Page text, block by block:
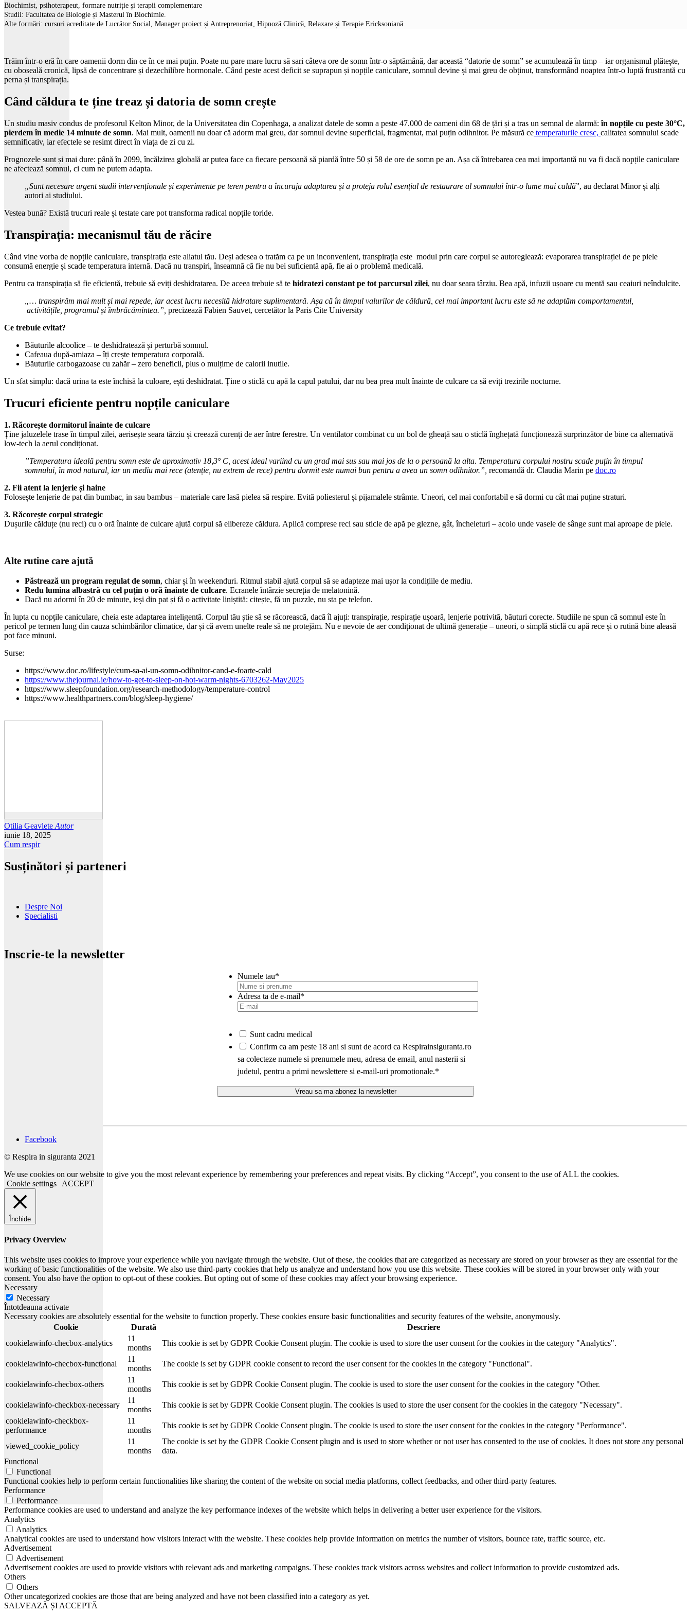
Biochimist, psihoterapeut, formare nutriție și terapii complementare
Studii: Facultatea de Biologie și Masterul în Biochimie.
Alte formări: cursuri acreditate de Lucrător Social, Manager proiect și Antreprenoriat, Hipnoză Clinică, Relaxare și Terapie Ericksoniană.
Trăim într-o eră în care oamenii dorm din ce în ce mai puțin. Poate nu pare mare lucru să sari câteva ore de somn într-o săptămână, dar această “datorie de somn” se acumulează în timp – iar organismul plătește,
cu oboseală cronică, lipsă de concentrare și dezechilibre hormonale. Când peste acest deficit se suprapun și nopțile caniculare, somnul devine și mai greu de obținut, transformând noaptea într-o luptă frustrantă cu
perna și transpirația.
Când căldura te ține treaz și datoria de somn crește
Un studiu masiv condus de profesorul Kelton Minor, de la Universitatea din Copenhaga, a analizat datele de somn a peste 47.000 de oameni din 68 de țări și a tras un semnal de alarmă:în nopțile cu peste 30°C,
pierdem în medie 14 minute de somn. Mai mult, oamenii nu doar că adorm mai greu, dar somnul devine superficial, fragmentat, mai puțin odihnitor. Pe măsură ce temperaturile cresc, calitatea somnului scade
semnificativ, iar efectele se resimt direct în viața de zi cu zi.
Prognozele sunt și mai dure: până în 2099, încălzirea globală ar putea face ca fiecare persoană să piardă între 50 și 58 de ore de somn pe an. Așa că întrebarea cea mai importantă nu va fi dacă nopțile caniculare
ne afectează somnul, ci cum ne putem adapta.
„Sunt necesare urgent studii intervenționale și experimente pe teren pentru a încuraja adaptarea și a proteja rolul esențial de restaurare al somnului într-o lume mai caldă”, au declarat Minor și alți
autori ai studiului.
Vestea bună? Există trucuri reale și testate care pot transforma radical nopțile toride.
Transpirația: mecanismul tău de răcire
Când vine vorba de nopțile caniculare, transpirația este aliatul tău. Deși adesea o tratăm ca pe un inconvenient, transpirația este modul prin care corpul se autoreglează: evaporarea transpirației de pe piele
consumă energie și scade temperatura internă. Dacă nu transpiri, înseamnă că fie nu bei suficientă apă, fie ai o problemă medicală.
Pentru ca transpirația să fie eficientă, trebuie să eviți deshidratarea. De aceea trebuie să te hidratezi constant pe tot parcursul zilei, nu doar seara târziu. Bea apă, infuzii ușoare cu mentă sau ceaiuri neîndulcite.
„… transpirăm mai mult și mai repede, iar acest lucru necesită hidratare suplimentară. Așa că în timpul valurilor de căldură, cel mai important lucru este să ne adaptăm comportamentul,
activitățile, programul și îmbrăcămintea.”, precizează Fabien Sauvet, cercetător la Paris Cite University
Ce trebuie evitat?
Băuturile alcoolice – te deshidratează și perturbă somnul.
Cafeaua după-amiaza – îți crește temperatura corporală.
Băuturile carbogazoase cu zahăr – zero beneficii, plus o mulțime de calorii inutile.
Un sfat simplu: dacă urina ta este închisă la culoare, ești deshidratat. Ține o sticlă cu apă la capul patului, dar nu bea prea mult înainte de culcare ca să eviți trezirile nocturne.
Trucuri eficiente pentru nopțile caniculare
1. Răcorește dormitorul înainte de culcare
Ține jaluzelele trase în timpul zilei, aerisește seara târziu și creează curenți de aer între ferestre. Un ventilator combinat cu un bol de gheață sau o sticlă înghețată funcționează surprinzător de bine ca alternativă
low-tech la aerul condiționat.
”Temperatura ideală pentru somn este de aproximativ 18,3° C, acest ideal variind cu un grad mai sus sau mai jos de la o persoană la alta. Temperatura corpului nostru scade puțin în timpul
somnului, în mod natural, iar un mediu mai rece (atenție, nu extrem de rece) pentru dormit este numai bun pentru a avea un somn odihnitor.”, recomandă dr. Claudia Marin pe doc.ro
2. Fii atent la lenjerie și haine
Folosește lenjerie de pat din bumbac, in sau bambus – materiale care lasă pielea să respire. Evită poliesterul și pijamalele strâmte. Uneori, cel mai confortabil e să dormi cu cât mai puține straturi.
3. Răcorește corpul strategic
Dușurile călduțe (nu reci) cu o oră înainte de culcare ajută corpul să elibereze căldura. Aplică comprese reci sau sticle de apă pe glezne, gât, încheieturi – acolo unde vasele de sânge sunt mai aproape de piele.
Alte rutine care ajută
Păstrează un program regulat de somn, chiar și în weekenduri. Ritmul stabil ajută corpul să se adapteze mai ușor la condițiile de mediu.
Redu lumina albastră cu cel puțin o oră înainte de culcare. Ecranele întârzie secreția de melatonină.
Dacă nu adormi în 20 de minute, ieși din pat și fă o activitate liniștită: citește, fă un puzzle, nu sta pe telefon.
În lupta cu nopțile caniculare, cheia este adaptarea inteligentă. Corpul tău știe să se răcorească, dacă îl ajuți: transpirație, respirație ușoară, lenjerie potrivită, băuturi corecte. Studiile ne spun că somnul este în
pericol pe termen lung din cauza schimbărilor climatice, dar și că avem unelte reale să ne protejăm. Nu e nevoie de aer condiționat de ultimă generație – uneori, o simplă sticlă cu apă rece și o rutină bine aleasă
pot face minuni.
Surse:
https://www.doc.ro/lifestyle/cum-sa-ai-un-somn-odihnitor-cand-e-foarte-cald
https://www.thejournal.ie/how-to-get-to-sleep-on-hot-warm-nights-6703262-May2025
https://www.sleepfoundation.org/research-methodology/temperature-control
https://www.healthpartners.com/blog/sleep-hygiene/
Otilia Geavlete Autor
iunie 18, 2025
Cum respir
Susținători și parteneri
Despre Noi
Specialisti
Inscrie-te la newsletter
Numele tau*
Adresa ta de e-mail*
Sunt cadru medical
*
Confirm ca am peste 18 ani si sunt de acord ca Respirainsiguranta.ro
sa colecteze numele si prenumele meu, adresa de email, anul nasterii si
judetul, pentru a primi newslettere si e-mail-uri promotionale.*
Facebook
© Respira in siguranta 2021
We use cookies on our website to give you the most relevant experience by remembering your preferences and repeat visits. By clicking “Accept”, you consent to the use of ALL the cookies.
Cookie settings
ACCEPT
Închide
Privacy Overview
This website uses cookies to improve your experience while you navigate through the website. Out of these, the cookies that are categorized as necessary are stored on your browser as they are essential for the
working of basic functionalities of the website. We also use third-party cookies that help us analyze and understand how you use this website. These cookies will be stored in your browser only with your
consent. You also have the option to opt-out of these cookies. But opting out of some of these cookies may affect your browsing experience.
Necessary
Necessary
Întotdeauna activate
Necessary cookies are absolutely essential for the website to function properly. These cookies ensure basic functionalities and security features of the website, anonymously.
Cookie
Durată
Descriere
cookielawinfo-checbox-analytics
11
months
This cookie is set by GDPR Cookie Consent plugin. The cookie is used to store the user consent for the cookies in the category "Analytics".
cookielawinfo-checbox-functional
11
months
The cookie is set by GDPR cookie consent to record the user consent for the cookies in the category "Functional".
cookielawinfo-checbox-others
11
months
This cookie is set by GDPR Cookie Consent plugin. The cookie is used to store the user consent for the cookies in the category "Other.
cookielawinfo-checkbox-necessary
11
months
This cookie is set by GDPR Cookie Consent plugin. The cookies is used to store the user consent for the cookies in the category "Necessary".
cookielawinfo-checkbox-
performance
11
months
This cookie is set by GDPR Cookie Consent plugin. The cookie is used to store the user consent for the cookies in the category "Performance".
viewed_cookie_policy
11
months
The cookie is set by the GDPR Cookie Consent plugin and is used to store whether or not user has consented to the use of cookies. It does not store any personal
data.
Functional
Functional
Functional cookies help to perform certain functionalities like sharing the content of the website on social media platforms, collect feedbacks, and other third-party features.
Performance
Performance
Performance cookies are used to understand and analyze the key performance indexes of the website which helps in delivering a better user experience for the visitors.
Analytics
Analytics
Analytical cookies are used to understand how visitors interact with the website. These cookies help provide information on metrics the number of visitors, bounce rate, traffic source, etc.
Advertisement
Advertisement
Advertisement cookies are used to provide visitors with relevant ads and marketing campaigns. These cookies track visitors across websites and collect information to provide customized ads.
Others
Others
Other uncategorized cookies are those that are being analyzed and have not been classified into a category as yet.
SALVEAZĂ ȘI ACCEPTĂ